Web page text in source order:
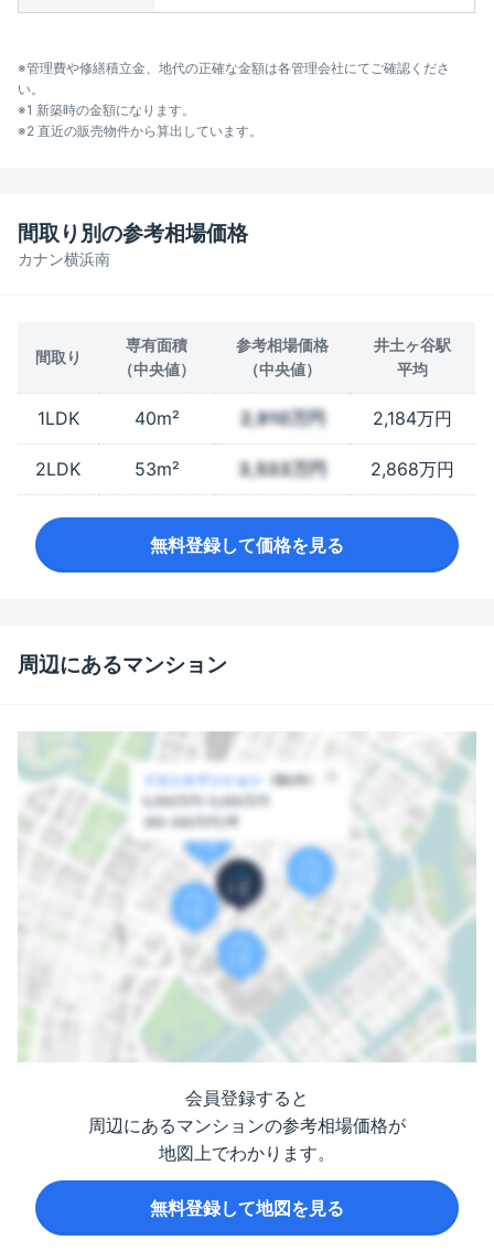
※管理費や修繕積立金、地代の正確な金額は各管理会社にてご確認くださ
い。
※1 新築時の金額になります。
※2 直近の販売物件から算出しています。
カナン横浜南
間取り別の参考相場価格
間取り
専有面積
（中央値）
参考相場価格
（中央値）
井土ヶ谷駅
平均
1LDK 40m² 2,910万円 2,184万円
2LDK 53m² 3,533万円 2,868万円
無料登録して価格を見る
周辺にあるマンション
会員登録すると
周辺にあるマンションの参考相場価格が
地図上でわかります。
無料登録して地図を見る